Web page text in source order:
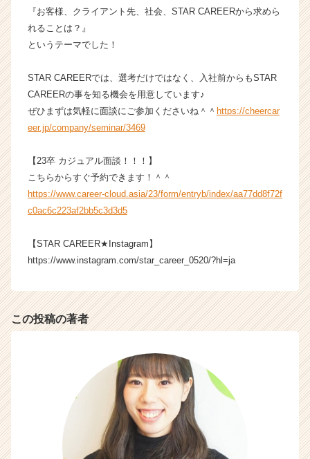
ー・
企
か
ら
ス
が
届
く
就
サ
（C
h
e
e
r
C
『お客様、クライアント先、社会、STAR CAREERから求めら
れることは？』
というテーマでした！
STAR CAREERでは、選考だけではなく、入社前からもSTAR
CAREERの事を知る機会を用意しています♪
ぜひまずは気軽に面談にご参加くださいね＾＾ https://cheercar
eer.jp/company/seminar/3469
【23卒 カジュアル面談！！！】
こちらからすぐ予約できます！＾＾
https://www.career-cloud.asia/23/form/entryb/index/aa77dd8f72f
c0ac6c223af2bb5c3d3d5
【STAR CAREER★Instagram】
https://www.instagram.com/star_career_0520/?hl=ja
この投稿の著者